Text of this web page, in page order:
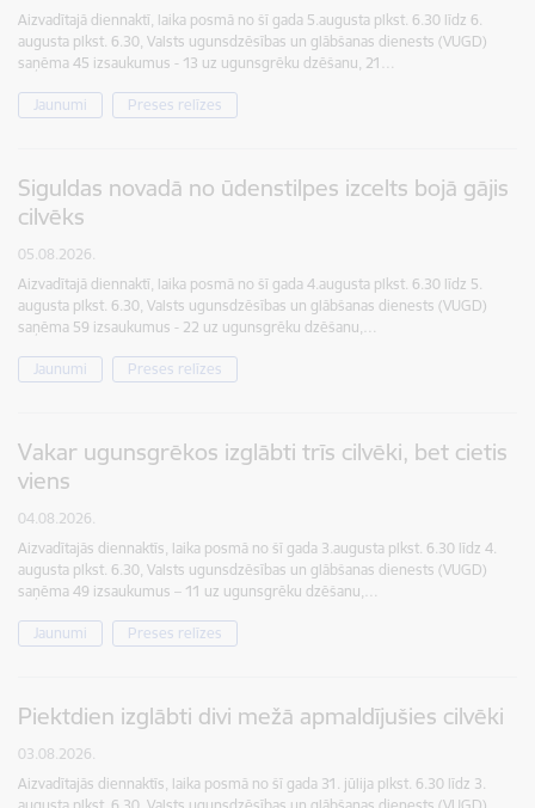
Aizvadītajā diennaktī, laika posmā no šī gada 5.augusta plkst. 6.30 līdz 6.
augusta plkst. 6.30, Valsts ugunsdzēsības un glābšanas dienests (VUGD)
saņēma 45 izsaukumus - 13 uz ugunsgrēku dzēšanu, 21…
Jaunumi Preses relīzes
Siguldas novadā no ūdenstilpes izcelts bojā gājis
cilvēks
05.08.2026.
Aizvadītajā diennaktī, laika posmā no šī gada 4.augusta plkst. 6.30 līdz 5.
augusta plkst. 6.30, Valsts ugunsdzēsības un glābšanas dienests (VUGD)
saņēma 59 izsaukumus - 22 uz ugunsgrēku dzēšanu,…
Jaunumi Preses relīzes
Vakar ugunsgrēkos izglābti trīs cilvēki, bet cietis
viens
04.08.2026.
Aizvadītajās diennaktīs, laika posmā no šī gada 3.augusta plkst. 6.30 līdz 4.
augusta plkst. 6.30, Valsts ugunsdzēsības un glābšanas dienests (VUGD)
saņēma 49 izsaukumus – 11 uz ugunsgrēku dzēšanu,…
Jaunumi Preses relīzes
Piektdien izglābti divi mežā apmaldījušies cilvēki
03.08.2026.
Aizvadītajās diennaktīs, laika posmā no šī gada 31. jūlija plkst. 6.30 līdz 3.
augusta plkst. 6.30, Valsts ugunsdzēsības un glābšanas dienests (VUGD)